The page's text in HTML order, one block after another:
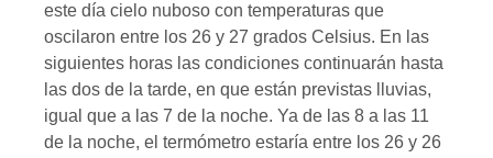
este día cielo nuboso con temperaturas que
oscilaron entre los 26 y 27 grados Celsius. En las
siguientes horas las condiciones continuarán hasta
las dos de la tarde, en que están previstas lluvias,
igual que a las 7 de la noche. Ya de las 8 a las 11
de la noche, el termómetro estaría entre los 26 y 26